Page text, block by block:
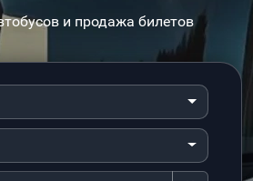
и продажа билетов